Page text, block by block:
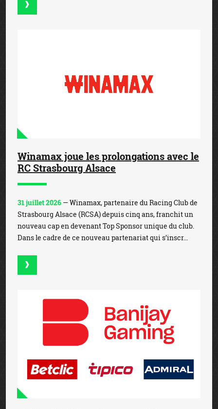
Winamax joue les prolongations avec le
RC Strasbourg Alsace
31 juillet 2026 — Winamax, partenaire du Racing Club de
Strasbourg Alsace (RCSA) depuis cinq ans, franchit un
nouveau cap en devenant Top Sponsor unique du club.
Dans le cadre de ce nouveau partenariat qui s’inscr...